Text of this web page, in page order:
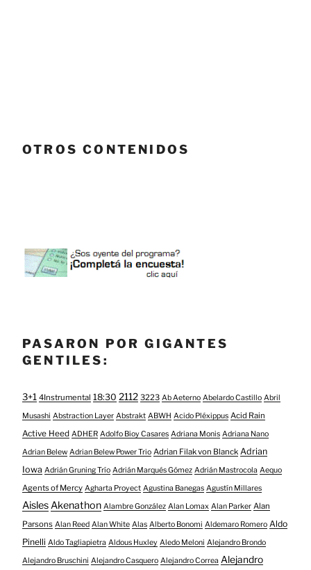
OTROS CONTENIDOS
PASARON POR GIGANTES
GENTILES:
3+1 4Instrumental 18:30 2112 3223 Ab Aeterno Abelardo Castillo Abril
Musashi Abstraction Layer Abstrakt ABWH Acido Pléxippus Acid Rain
Active Heed ADHER Adolfo Bioy Casares Adriana Monis Adriana Nano
Adrian Belew Adrian Belew Power Trio Adrian Filak von Blanck Adrian
Iowa Adrián Gruning Trío Adrián Marqués Gómez Adrián Mastrocola Aequo
Agents of Mercy Agharta Proyect Agustina Banegas Agustín Millares
Aisles Akenathon Alambre González Alan Lomax Alan Parker Alan
Parsons Alan Reed Alan White Alas Alberto Bonomi Aldemaro Romero Aldo
Pinelli Aldo Tagliapietra Aldous Huxley Aledo Meloni Alejandro Brondo
Alejandro Bruschini Alejandro Casquero Alejandro Correa Alejandro